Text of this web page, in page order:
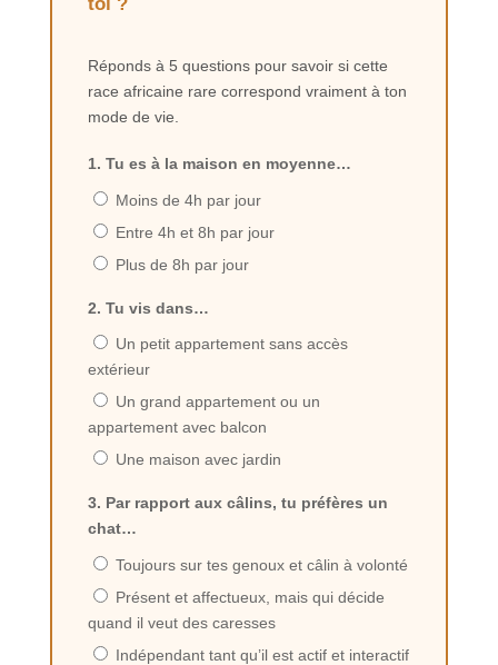
Réponds à 5 questions pour savoir si cette
race africaine rare correspond vraiment à ton
mode de vie.
1. Tu es à la maison en moyenne…
Moins de 4h par jour
Entre 4h et 8h par jour
Plus de 8h par jour
2. Tu vis dans…
Un petit appartement sans accès
extérieur
Un grand appartement ou un
appartement avec balcon
Une maison avec jardin
3. Par rapport aux câlins, tu préfères un
chat…
Toujours sur tes genoux et câlin à volonté
Présent et affectueux, mais qui décide
quand il veut des caresses
Indépendant tant qu’il est actif et interactif